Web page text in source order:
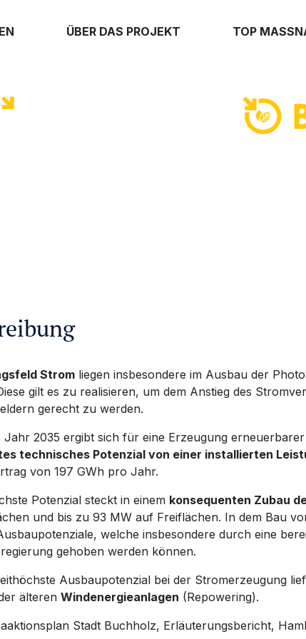
ÜBER DAS PROJEKT TOP
Strom liegen insbesondere im Ausbau der
gilt es zu realisieren, um dem Anstieg des
gerecht zu werden.
Jahr 2035 ergibt sich für eine Erzeugung
technisches Potenzial von einer installierten
von 197 GWh pro Jahr.
Potenzial steckt in einem konsequenten Zubau
und bis zu 93 MW auf Freiflächen. In dem Bau
welche insbesondere durch eine
gehoben werden können.
Ausbaupotenzial bei der Stromerzeugung
älteren Windenergieanlagen (Repowering).
Stadt Buchholz, Erläuterungsbericht,